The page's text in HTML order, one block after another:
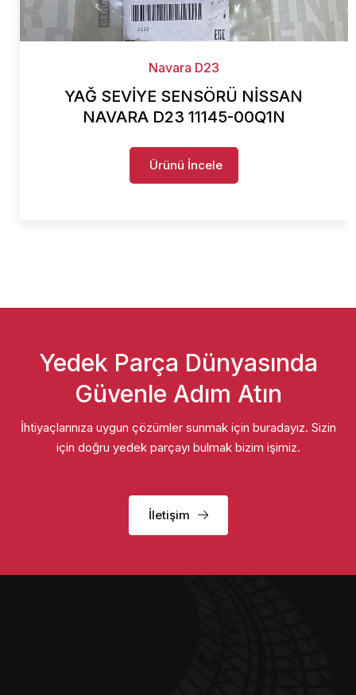
Navara D23
YAĞ SEVİYE SENSÖRÜ NİSSAN
NAVARA D23 11145-00Q1N
Ürünü İncele
Yedek Parça Dünyasında
Güvenle Adım Atın
İhtiyaçlarınıza uygun çözümler sunmak için buradayız. Sizin
için doğru yedek parçayı bulmak bizim işimiz.
İletişim